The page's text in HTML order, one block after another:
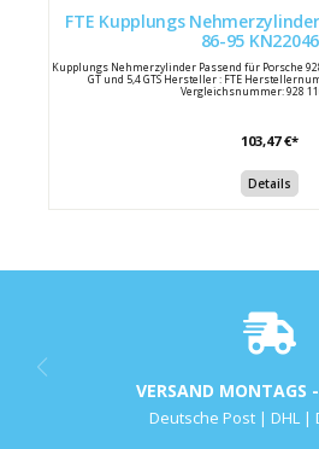
FTE Kupplungs Nehmerzylinder
86-95
Kupplungs Nehmerzylinder Passend für Porsche
GT und 5,4 GTS Hersteller : FTE
Vergleichsnummer: 928
103,47 €*
Details
VERSAND MONTAGS
Deutsche Post | DHL |